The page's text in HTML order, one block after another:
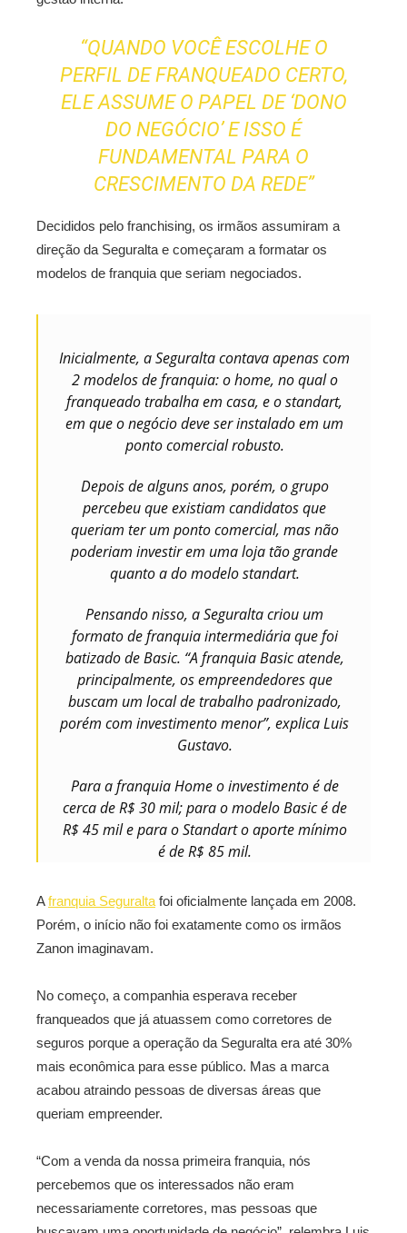
“QUANDO VOCÊ ESCOLHE O
PERFIL DE FRANQUEADO CERTO,
ELE ASSUME O PAPEL DE ‘DONO
DO NEGÓCIO’ E ISSO É
FUNDAMENTAL PARA O
CRESCIMENTO DA REDE”
Decididos pelo franchising, os irmãos assumiram a
direção da Seguralta e começaram a formatar os
modelos de franquia que seriam negociados.
Inicialmente, a Seguralta contava apenas com
2 modelos de franquia: o home, no qual o
franqueado trabalha em casa, e o standart,
em que o negócio deve ser instalado em um
ponto comercial robusto.
Depois de alguns anos, porém, o grupo
percebeu que existiam candidatos que
queriam ter um ponto comercial, mas não
poderiam investir em uma loja tão grande
quanto a do modelo standart.
Pensando nisso, a Seguralta criou um
formato de franquia intermediária que foi
batizado de Basic. “A franquia Basic atende,
principalmente, os empreendedores que
buscam um local de trabalho padronizado,
porém com investimento menor”, explica Luis
Gustavo.
Para a franquia Home o investimento é de
cerca de R$ 30 mil; para o modelo Basic é de
R$ 45 mil e para o Standart o aporte mínimo
é de R$ 85 mil.
Afranquia Seguralta foi oficialmente lançada em 2008.
Porém, o início não foi exatamente como os irmãos
Zanon imaginavam.
No começo, a companhia esperava receber
franqueados que já atuassem como corretores de
seguros porque a operação da Seguralta era até 30%
mais econômica para esse público. Mas a marca
acabou atraindo pessoas de diversas áreas que
queriam empreender.
“Com a venda da nossa primeira franquia, nós
percebemos que os interessados não eram
necessariamente corretores, mas pessoas que